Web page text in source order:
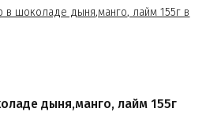
дыня,манго, лайм 155г